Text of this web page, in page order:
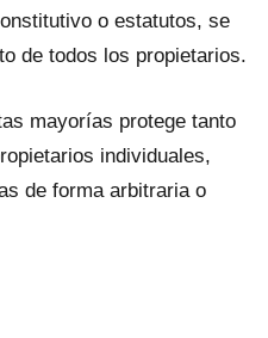
o estatutos, se
de todos los propietarios.
mayorías protege tanto
individuales,
de forma arbitraria o